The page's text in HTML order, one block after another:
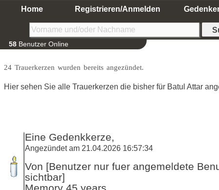
Home Registrieren/Anmelden
58 Benutzer Online
24 Trauerkerzen wurden bereits angezündet.
Hier sehen Sie alle Trauerkerzen die bisher für Batul Attar
Eine Gedenkkerze,
Angezündet am 21.04.2026 16:57:34
Von [Benutzer nur fuer angemeldete
sichtbar]